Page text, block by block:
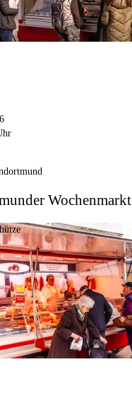
Wochenmarkt